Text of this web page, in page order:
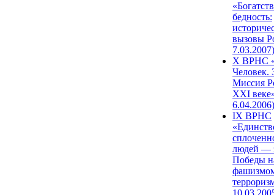
бедность:
вызовы
7.03.2007)
X ВРНС
Человек.
Миссия
XXI
6.04.2006)
IX ВРНС
людей —
Победы